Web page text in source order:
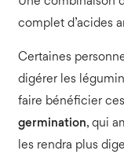
complet d’acides
Certaines
digérer les
faire bénéficier
germination, qui
les rendra plus